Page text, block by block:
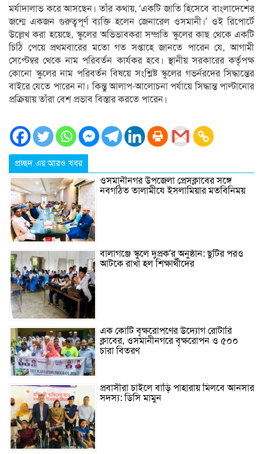
মর্যাদালাভ করে আসছেন। তাঁর কথায়, ‘একটি জাতি হিসেবে বাংলাদেশের
জন্মে একজন গুরুত্বপূর্ণ ব্যক্তি হলেন জেনারেল ওসমানী।’ ওই রিপোর্টে
উল্লেখ করা হয়েছে, স্কুলের অভিভাবকরা সম্প্রতি স্কুলের কাছ থেকে একটি
চিঠি পেয়ে প্রথমবারের মতো গত সপ্তাহে জানতে পারেন যে, আগামী
সেপ্টেম্বর থেকে নাম পরিবর্তন কার্যকর হবে। স্থানীয় সরকারের কর্তৃপক্ষ
কোনো স্কুলের নাম পরিবর্তন বিষয়ে সংশ্লিষ্ট স্কুলের গভর্নরদের সিদ্ধান্তের
বাইরে যেতে পারেন না। কিন্তু আলাপ-আলোচনা পর্যায়ে সিদ্ধান্ত পাল্টানোর
প্রক্রিয়ায় তাঁরা বেশ প্রভাব বিস্তার করতে পারেন।
প্রচ্ছদ এর আরও খবর
ওসমানীনগর উপজেলা প্রেসক্লাবের সঙ্গে
নবগঠিত তালামীযে ইসলামিয়ার মতবিনিময়
বালাগঞ্জে স্কুলে দুপ্রক’র অনুষ্ঠান: ছুটির পরও
আটকে রাখা হল শিক্ষার্থীদের
এক কোটি বৃক্ষরোপণের উদ্যোগ রোটারি
ক্লাবের, ওসমানীনগরে বৃক্ষরোপন ও ৫০০
চারা বিতরণ
প্রবাসীরা চাইলে বাড়ি পাহারায় মিলবে আনসার
সদস্য: ডিসি মামুন